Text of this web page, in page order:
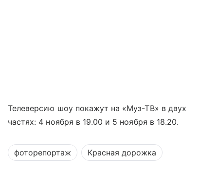
Телеверсию шоу покажут на «Муз-ТВ» в двух
частях: 4 ноября в 19.00 и 5 ноября в 18.20.
фоторепортаж Красная дорожка